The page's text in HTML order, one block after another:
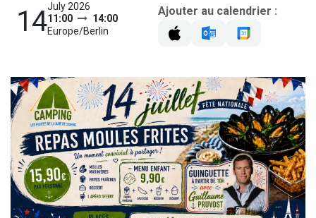
14July 2026
11:00
14:00
Europe/Berlin
Ajouter au calendrier :